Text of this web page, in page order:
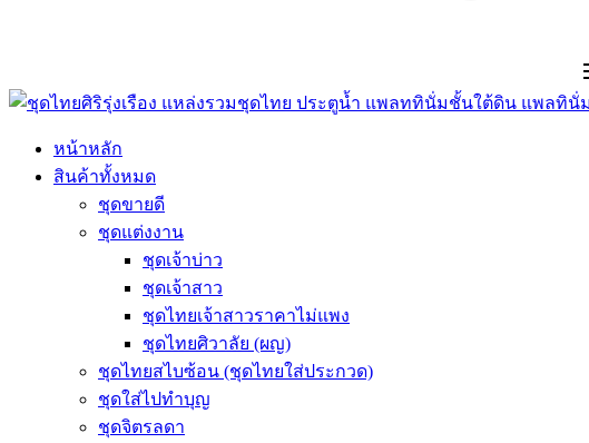
หน้าหลัก
สินค้าทั้งหมด
ชุดขายดี
ชุดแต่งงาน
ชุดเจ้าบ่าว
ชุดเจ้าสาว
ชุดไทยเจ้าสาวราคาไม่แพง
ชุดไทยศิวาลัย (ผญ)
ชุดไทยสไบซ้อน (ชุดไทยใส่ประกวด)
ชุดใส่ไปทำบุญ
ชุดจิตรลดา